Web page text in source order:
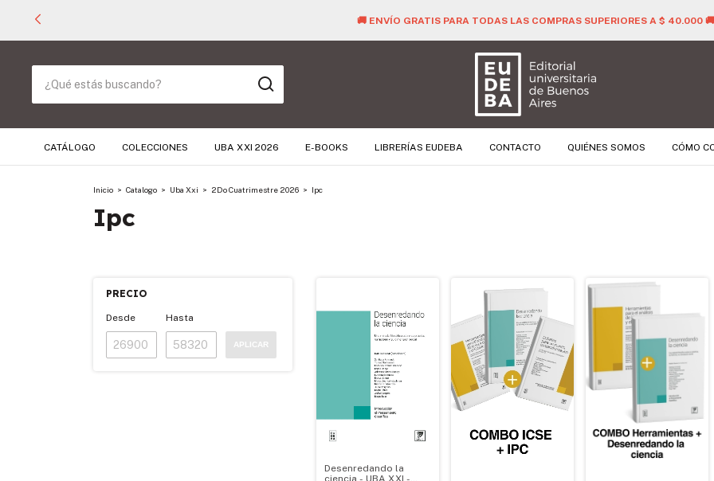
🚚 ENVÍO GRATIS PARA TODAS LAS COMPRAS SUPERIORES A $ 40.000 🚚
CATÁLOGO COLECCIONES UBA XXI 2026 E-BOOKS LIBRERÍAS EUDEBA CONTACTO QUIÉNES SOMOS CÓMO
Inicio > Catalogo > Uba Xxi > 2Do Cuatrimestre 2026 > Ipc
Ipc
PRECIO
Desde Hasta
APLICAR
Desenredando la